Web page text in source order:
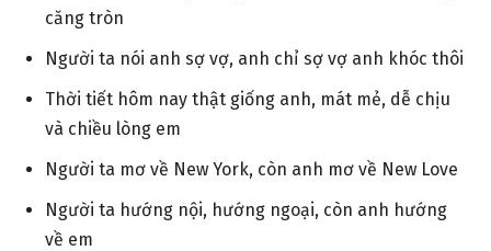
căng tròn
Người ta nói anh sợ vợ, anh chỉ sợ vợ anh khóc thôi
Thời tiết hôm nay thật giống anh, mát mẻ, dễ chịu
và chiều lòng em
Người ta mơ về New York, còn anh mơ về New Love
Người ta hướng nội, hướng ngoại, còn anh hướng
về em